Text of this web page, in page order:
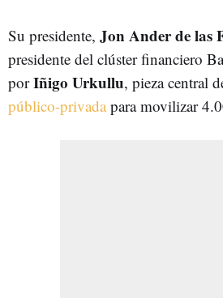
Su presidente, Jon Ander de las
presidente del clúster financiero
porIñigo Urkullu, pieza central
público-privadapara movilizar